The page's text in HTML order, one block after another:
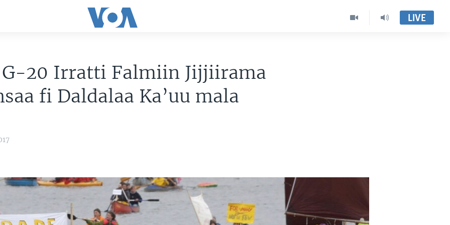
LIVE
20 Irratti Falmiin Jijjiirama
fi Daldalaa Ka’uu mala